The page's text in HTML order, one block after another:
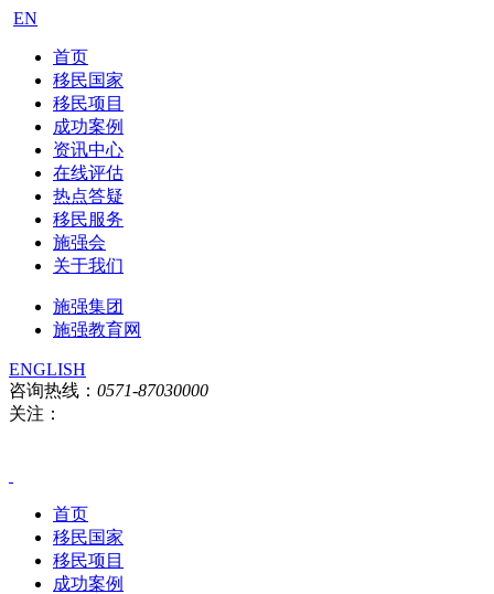
EN
首页
移民国家
移民项目
成功案例
资讯中心
在线评估
热点答疑
移民服务
施强会
关于我们
施强集团
施强教育网
ENGLISH
咨询热线： 0571-87030000
关注：
首页
移民国家
移民项目
成功案例